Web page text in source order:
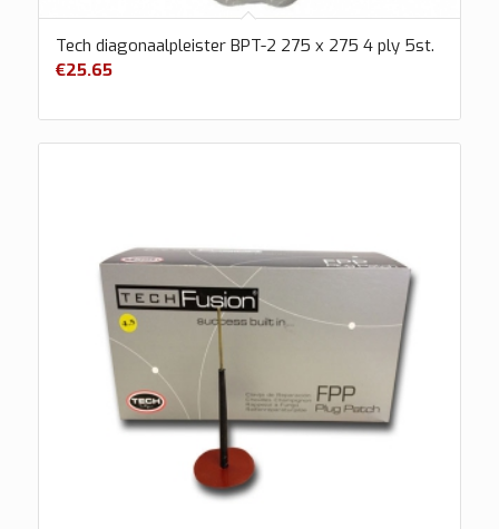
Tech diagonaalpleister BPT-2 275 x 275 4 ply 5st.
€25.65